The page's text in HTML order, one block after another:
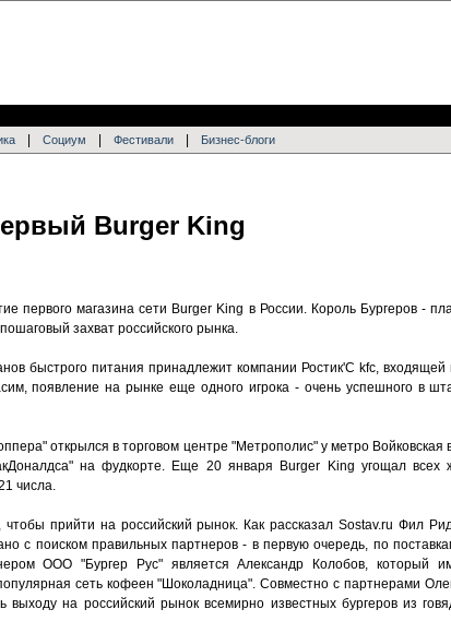
Социум Фестивали Бизнес-блоги
Burger King
первого магазина сети Burger King в России. Король Бургеров -
захват российского рынка.
быстрого питания принадлежит компании Ростик'C kfc, входящей
появление на рынке еще одного игрока - очень успешного в
открылся в торговом центре "Метрополис" у метро Войковская
на фудкорте. Еще 20 января Burger King угощал всех
числа.
прийти на российский рынок. Как рассказал Sostav.ru Фил
с поиском правильных партнеров - в первую очередь, по
ООО "Бургер Рус" является Александр Колобов, который
сеть кофеен "Шоколадница". Совместно с партнерами
выходу на российский рынок всемирно известных бургеров из